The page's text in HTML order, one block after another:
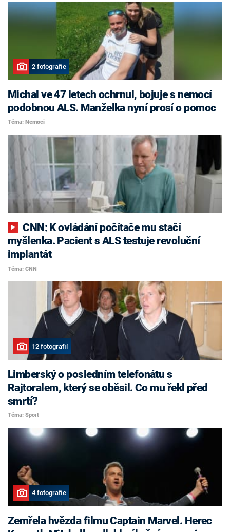
2 fotografie
Michal ve 47 letech ochrnul, bojuje s nemocí
podobnou ALS. Manželka nyní prosí o pomoc
Téma: Nemoci
CNN: K ovládání počítače mu stačí
myšlenka. Pacient s ALS testuje revoluční
implantát
Téma: CNN
12 fotografií
Limberský o posledním telefonátu s
Rajtoralem, který se oběsil. Co mu řekl před
smrtí?
Téma: Sport
4 fotografie
Zemřela hvězda filmu Captain Marvel. Herec